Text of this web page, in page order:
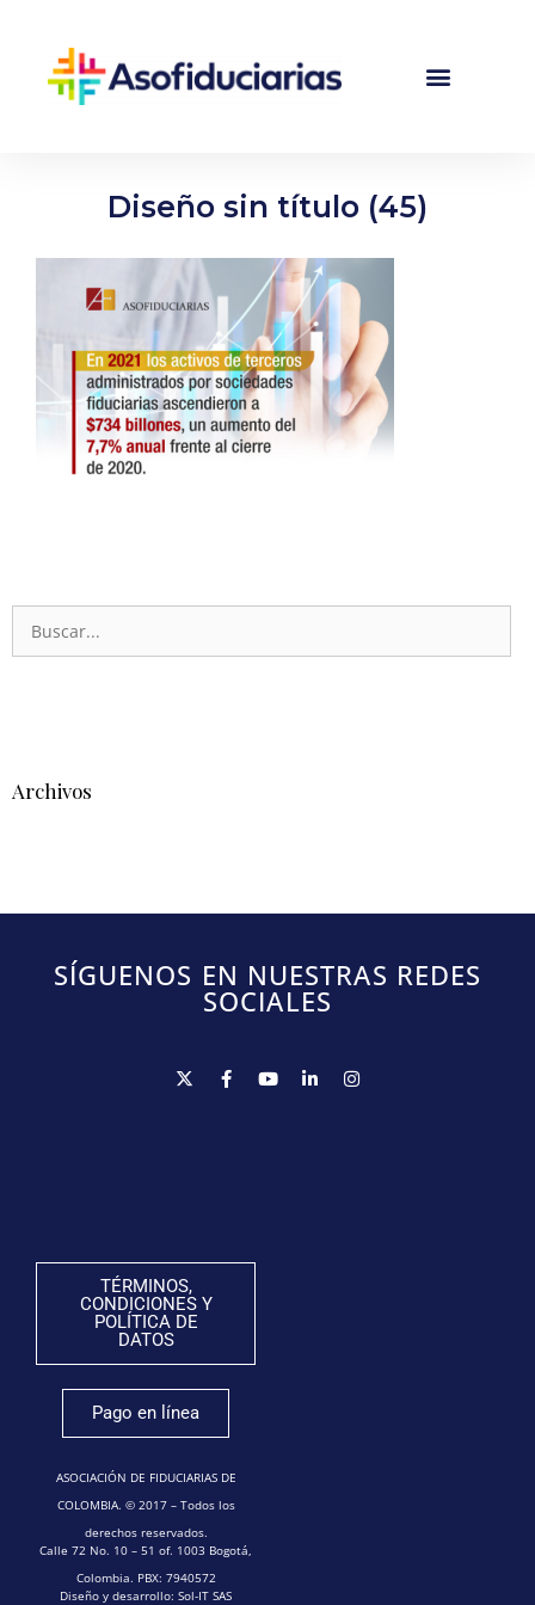
Diseño sin título (45)
Archivos
SÍGUENOS EN NUESTRAS REDES
SOCIALES
TÉRMINOS,
CONDICIONES Y
POLÍTICA DE
DATOS
Pago en línea
ASOCIACIÓN DE FIDUCIARIAS DE
COLOMBIA. © 2017 – Todos los
derechos reservados.
Calle 72 No. 10 – 51 of. 1003 Bogotá,
Colombia. PBX: 7940572
Diseño y desarrollo: Sol-IT SAS